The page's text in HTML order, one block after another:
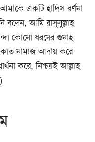
একটি হাদিস বর্ণনা
বলেন, আমি রাসুলুল্লাহ
কোনো ধরনের গুনাহ
নামাজ আদায় করে
করে, নিশ্চয়ই আল্লাহ